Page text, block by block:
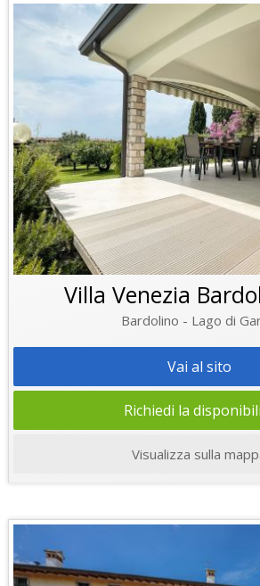
Villa Venezia
Bardolino - Lago di
Vai al sito
Richiedi la
Visualizza sulla